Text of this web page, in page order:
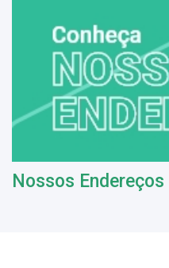
Nossos Endereços